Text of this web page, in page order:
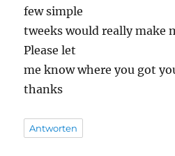
few simple
tweeks would really make
Please let
me know where you got
thanks
Antworten